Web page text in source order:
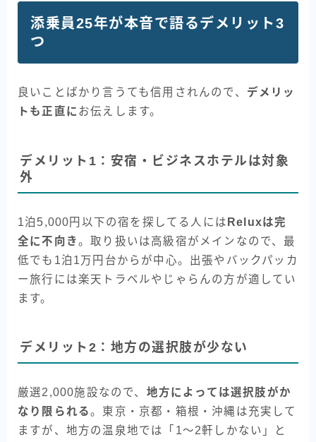
添乗員25年が本音で語るデメリット3
つ
良いことばかり言うても信用されんので、 デメリッ
トも正直に お伝えします。
デメリット1：安宿・ビジネスホテルは対象
外
1泊5,000円以下の宿を探してる人には Reluxは完
全に不向き。取り扱いは高級宿がメインなので、最
低でも1泊1万円台からが中心。出張やバックパッカ
ー旅行には楽天トラベルやじゃらんの方が適してい
ます。
デメリット2：地方の選択肢が少ない
厳選2,000施設なので、 地方によっては選択肢がか
なり限られる。東京・京都・箱根・沖縄は充実して
ますが、地方の温泉地では「1〜2軒しかない」と